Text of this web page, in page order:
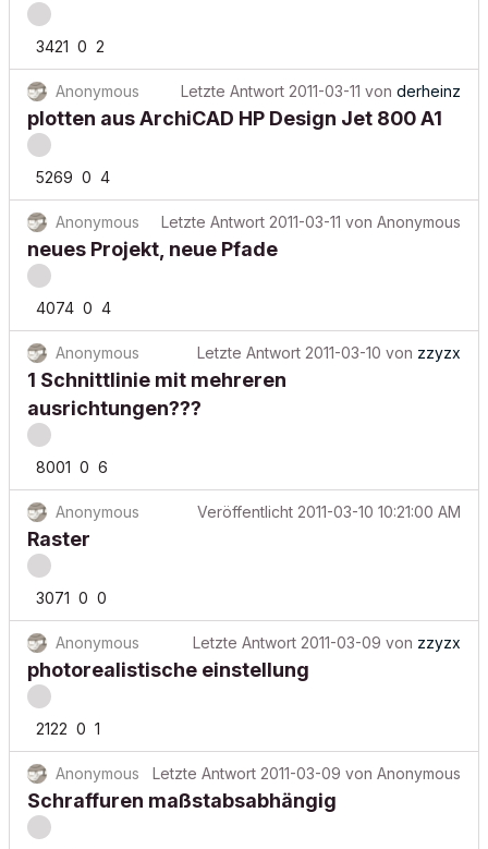
3421 0 2
Anonymous Letzte Antwort 2011-03-11 von derheinz
plotten aus ArchiCAD HP Design Jet 800 A1
5269 0 4
Anonymous Letzte Antwort 2011-03-11 von Anonymous
neues Projekt, neue Pfade
4074 0 4
Anonymous Letzte Antwort 2011-03-10 von zzyzx
1 Schnittlinie mit mehreren
ausrichtungen???
8001 0 6
Anonymous Veröffentlicht 2011-03-10 10:21:00 AM
Raster
3071 0 0
Anonymous Letzte Antwort 2011-03-09 von zzyzx
photorealistische einstellung
2122 0 1
Anonymous Letzte Antwort 2011-03-09 von Anonymous
Schraffuren maßstabsabhängig